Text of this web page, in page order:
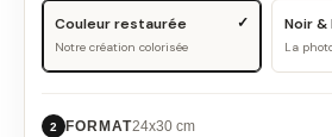
Couleur restaurée
Notre création colorisée
Noir &
La
2 FORMAT24x30 cm